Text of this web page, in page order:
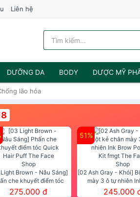
Liên hệ
DƯỠNG DA BODY DƯỢC MỸ
lão hóa
Brown - Nâu Sáng]
che khuyết điểm tóc
Hair Puff The Face Shop
275.000 đ
51%
[02 Ash Gray - Khói]
mày 3 ô tự nhiên
Powder Kit fmgt The
245.000